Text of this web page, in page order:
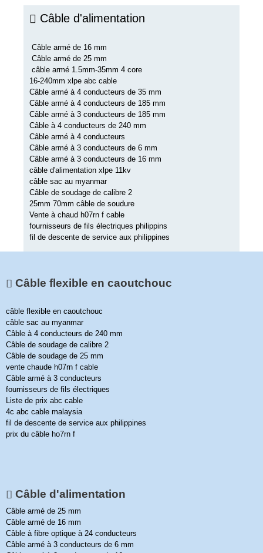
Câble d'alimentation
Câble armé de 16 mm
Câble armé de 25 mm
câble armé 1.5mm-35mm 4 core
16-240mm xlpe abc cable
Câble armé à 4 conducteurs de 35 mm
Câble armé à 4 conducteurs de 185 mm
Câble armé à 3 conducteurs de 185 mm
Câble à 4 conducteurs de 240 mm
Câble armé à 4 conducteurs
Câble armé à 3 conducteurs de 6 mm
Câble armé à 3 conducteurs de 16 mm
câble d'alimentation xlpe 11kv
câble sac au myanmar
Câble de soudage de calibre 2
25mm 70mm câble de soudure
Vente à chaud h07rn f cable
fournisseurs de fils électriques philippins
fil de descente de service aux philippines
Câble flexible en caoutchouc
câble flexible en caoutchouc
câble sac au myanmar
Câble à 4 conducteurs de 240 mm
Câble de soudage de calibre 2
Câble de soudage de 25 mm
vente chaude h07rn f cable
Câble armé à 3 conducteurs
fournisseurs de fils électriques
Liste de prix abc cable
4c abc cable malaysia
fil de descente de service aux philippines
prix du câble ho7rn f
Câble d'alimentation
Câble armé de 25 mm
Câble armé de 16 mm
Câble à fibre optique à 24 conducteurs
Câble armé à 3 conducteurs de 6 mm